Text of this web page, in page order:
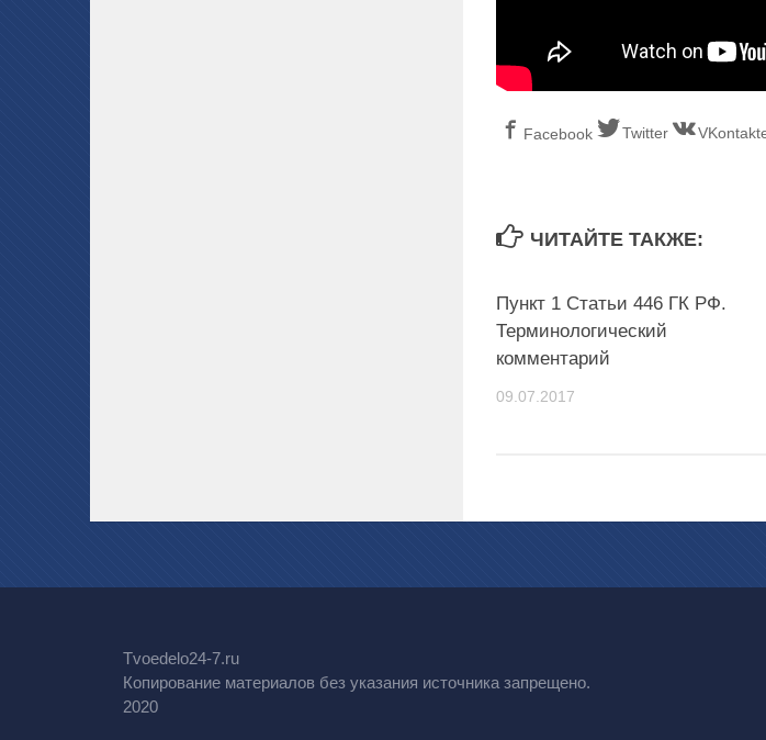
Facebook Twitter
ЧИТАЙТЕ ТАКЖЕ:
Пункт 1 Статьи 446 ГК РФ.
Терминологический
комментарий
09.07.2017
Tvoedelo24-7.ru
Копирование материалов без указания источника запрещено.
2020